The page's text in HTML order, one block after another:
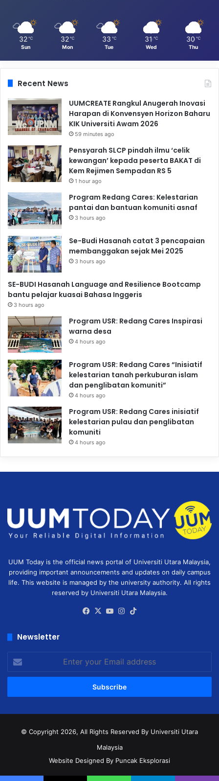
32 ℃
Sun
32 ℃
Mon
33 ℃
Tue
31 ℃
Wed
30 ℃
Thu
Recent News
UUMCREATE Rangkul Anugerah Inovasi
Harapan di Konvensyen Horizon Baharu
KIK Universiti Awam 2026
59 minutes ago
Pensyarah SLCP pindah ilmu ‘celik
kewangan’ kepada peserta BAKAT di
Kem Rejimen Sempadan RS 5
1 hour ago
Program Redang Cares: Kelestarian
pantai dan bantuan komuniti asnaf
3 hours ago
Se-Budi Hasanah catat 3 pencapaian
membanggakan sejak Mei 2025
3 hours ago
SE-BUDI Hasanah Language and Resilience Bootcamp
bantu pelajar kuasai Bahasa Inggeris
3 hours ago
Program USR: Redang Cares Inspirasi
warna desa
4 hours ago
Program USR: Redang Cares “Inisiatif
kelestarian tanah perkuburan islam
dan penglibatan komuniti”
4 hours ago
Program USR: Redang Cares inisiatif
kelestarian pulau dan penglibatan
komuniti
4 hours ago
UUM Today is the official news portal of Universiti Utara Malaysia,
providing important announcements and updates on daily campus
life. This website is managed by the university authority. All rights
reserved by Universiti Utara Malaysia.
Facebook
X YouTubeInstagram
Newsletter
your
Email
© Copyright 2026, All Rights Reserved By Universiti Utara
Malaysia
Website Designed By Puncak Eksplorasi